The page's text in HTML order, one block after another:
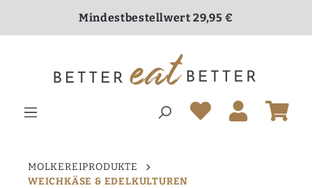
Mindestbestellwert 29,95 €
Versandkostenfrei ab 70,00 €
MOLKEREIPRODUKTE
WEICHKÄSE & EDELKULTUREN